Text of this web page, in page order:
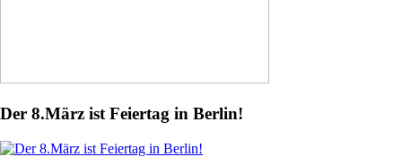
Der 8.März ist Feiertag in Berlin!